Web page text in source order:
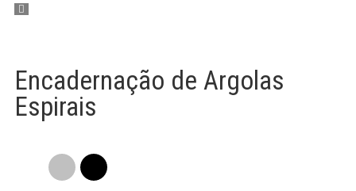
Encadernação de Argolas
Espirais